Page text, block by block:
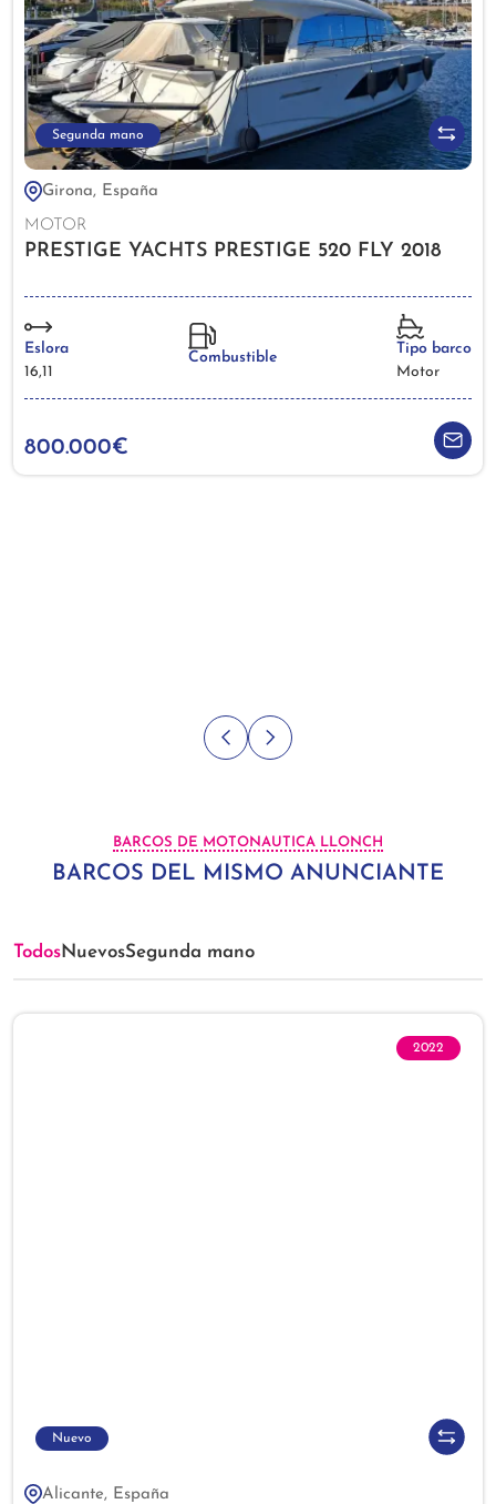
Segunda mano
Girona, España
MOTOR
PRESTIGE YACHTS PRESTIGE 520 FLY 2018
Eslora
16,11
Combustible
Tipo barco
Motor
800.000€
BARCOS DE MOTONAUTICA LLONCH
BARCOS DEL MISMO ANUNCIANTE
TodosNuevosSegunda mano
2022
Nuevo
Alicante, España